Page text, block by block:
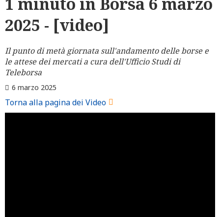
2025 - [video]
Il punto di metà giornata sull'andamento delle borse e
le attese dei mercati a cura dell'Ufficio Studi di
Teleborsa
6 marzo 2025
Torna alla pagina dei Video